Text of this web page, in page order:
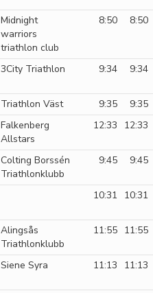
Midnight
warriors
triathlon club
8:50 8:50
3City Triathlon 9:34 9:34
Triathlon Väst 9:35
9:35
Falkenberg
Allstars
12:33 12:33
Colting Borssén
Triathlonklubb
9:45 9:45
10:31 10:31
Alingsås
Triathlonklubb
11:55 11:55
Siene Syra 11:13 11:13